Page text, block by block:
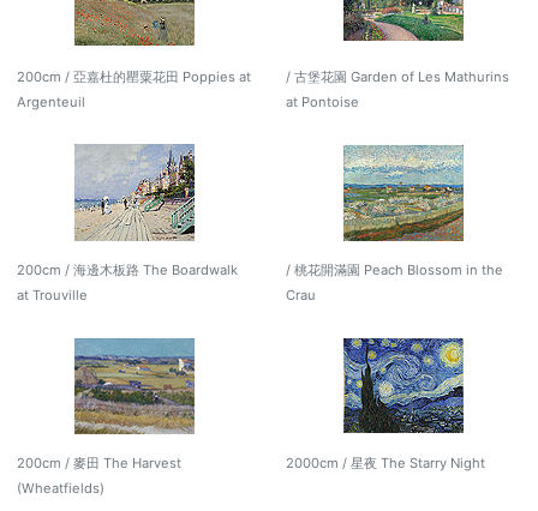
200cm / 亞嘉杜的罌粟花田 Poppies at
Argenteuil
/ 古堡花園 Garden of Les Mathurins
at Pontoise
200cm / 海邊木板路 The Boardwalk
at Trouville
/ 桃花開滿園 Peach Blossom in the
Crau
200cm / 麥田 The Harvest
(Wheatfields)
2000cm / 星夜 The Starry Night